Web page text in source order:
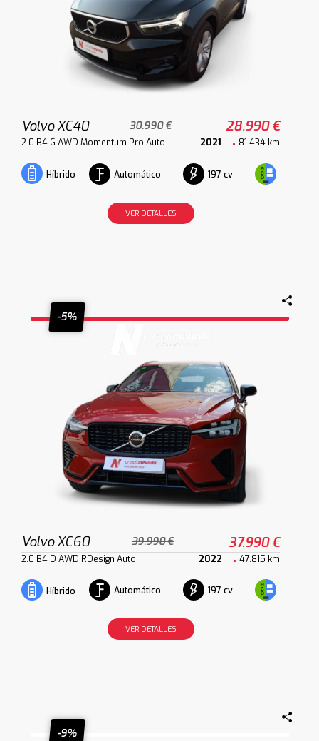
Volvo XC40 30.990 € 28.990 €
2.0 B4 G AWD Momentum Pro Auto 2021 81.434 km
Híbrido Automático 197 cv
VER DETALLES
-5%
Volvo XC60 39.990 € 37.990 €
2.0 B4 D AWD RDesign Auto 2022 47.815 km
Híbrido Automático 197 cv
VER DETALLES
-9%